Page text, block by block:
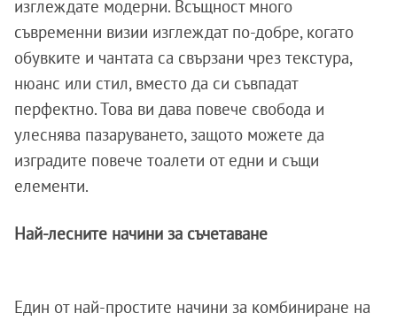
изглеждате модерни. Всъщност много
съвременни визии изглеждат по-добре, когато
обувките и чантата са свързани чрез текстура,
нюанс или стил, вместо да си съвпадат
перфектно. Това ви дава повече свобода и
улеснява пазаруването, защото можете да
изградите повече тоалети от едни и същи
елементи.
Най-лесните начини за съчетаване
Един от най-простите начини за комбиниране на